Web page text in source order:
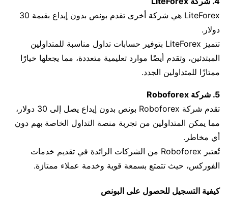
LiteForex هي شركة أخرى تقدم بونص بدون إيداع بقيمة 30
دولار.
تتميز LiteForex بتوفير حسابات تداول مناسبة للمتداولين
المبتدئين، وتقدم أيضًا موارد تعليمية متعددة، مما يجعلها خيارًا
ممتازًا للمتداولين الجدد.
5. شركة Roboforex
تقدم شركة Roboforex بونص بدون إيداع يصل إلى 30 دولار،
مما يمكن المتداولين من تجربة منصة التداول الخاصة بهم دون
أي مخاطر.
تُعتبر Roboforex من الشركات الرائدة في تقديم خدمات
الفوركس، حيث تتمتع بسمعة قوية وخدمة عملاء ممتازة.
كيفية التسجيل للحصول على البونص